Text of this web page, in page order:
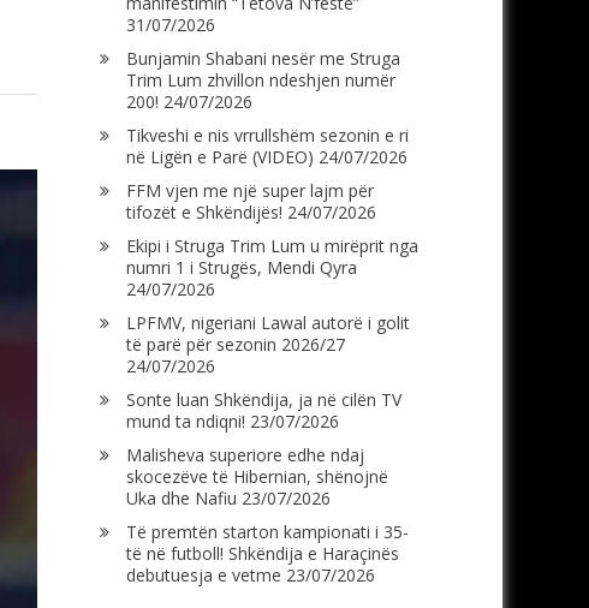
31/07/2026
Bunjamin Shabani nesër me Struga
Trim Lum zhvillon ndeshjen numër
200! 24/07/2026
Tikveshi e nis vrrullshëm sezonin e ri
në Ligën e Parë (VIDEO) 24/07/2026
FFM vjen me një super lajm për
tifozët e Shkëndijës! 24/07/2026
Ekipi i Struga Trim Lum u mirëprit nga
numri 1 i Strugës, Mendi Qyra
24/07/2026
LPFMV, nigeriani Lawal autorë i golit
të parë për sezonin 2026/27
24/07/2026
Sonte luan Shkëndija, ja në cilën TV
mund ta ndiqni! 23/07/2026
Malisheva superiore edhe ndaj
skocezëve të Hibernian, shënojnë
Uka dhe Nafiu 23/07/2026
Të premtën starton kampionati i 35-
të në futboll! Shkëndija e Haraçinës
debutuesja e vetme 23/07/2026